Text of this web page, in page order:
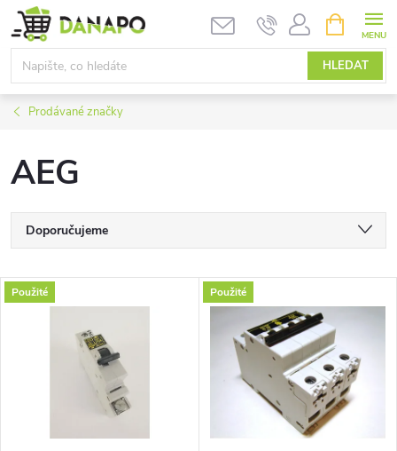
Přejít
na
obsah
HLEDAT
NÁKUPNÍ
KOŠÍK
Prodávané značky
AEG
Ř
a
Doporučujeme
Nejdražší
Nejprodávanější
V
Použité Použité